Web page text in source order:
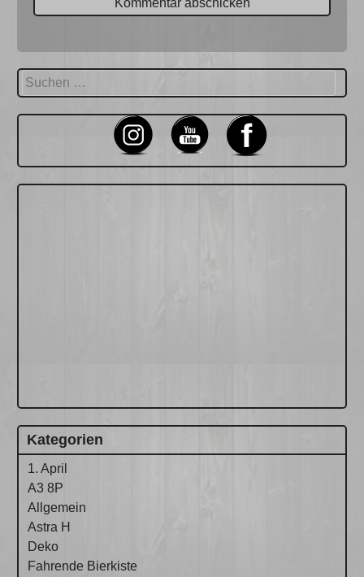
Suchen
nach:
Kategorien
1. April
A3 8P
Allgemein
Astra H
Deko
Fahrende Bierkiste